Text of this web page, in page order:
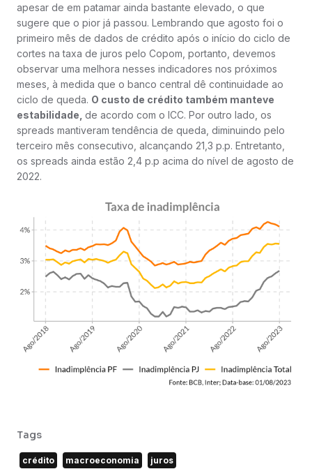
apesar de em patamar ainda bastante elevado, o que
sugere que o pior já passou. Lembrando que agosto foi o
primeiro mês de dados de crédito após o início do ciclo de
cortes na taxa de juros pelo Copom, portanto, devemos
observar uma melhora nesses indicadores nos próximos
meses, à medida que o banco central dê continuidade ao
ciclo de queda. O custo de crédito também manteve
estabilidade, de acordo com o ICC. Por outro lado, os
spreads mantiveram tendência de queda, diminuindo pelo
terceiro mês consecutivo, alcançando 21,3 p.p. Entretanto,
os spreads ainda estão 2,4 p.p acima do nível de agosto de
2022.
Tags
crédito macroeconomia juros